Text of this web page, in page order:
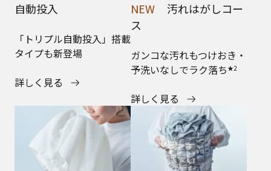
自動投入
「トリプル自動投入」搭載
タイプも新登場
詳しく見る
NEW
汚れはがしコー
ス
ガンコな汚れもつけおき・
予洗いなしでラク落ち★2
詳しく見る